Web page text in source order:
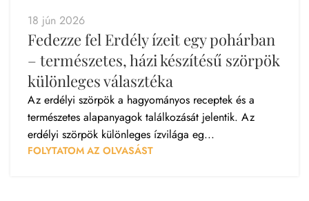
18 jún 2026
Fedezze fel Erdély ízeit egy pohárban
– természetes, házi készítésű szörpök
különleges választéka
Az erdélyi szörpök a hagyományos receptek és a
természetes alapanyagok találkozását jelentik. Az
erdélyi szörpök különleges ízvilága eg...
FOLYTATOM AZ OLVASÁST